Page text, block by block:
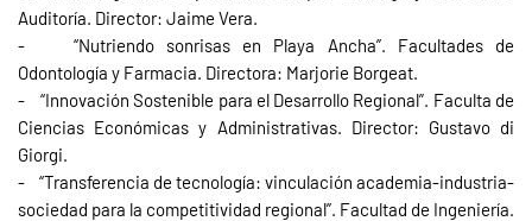
Auditoría. Director: Jaime Vera.
- “Nutriendo sonrisas en Playa Ancha”. Facultades de
Odontología y Farmacia. Directora: Marjorie Borgeat.
- “Innovación Sostenible para el Desarrollo Regional”. Faculta de
Ciencias Económicas y Administrativas. Director: Gustavo di
Giorgi.
- “Transferencia de tecnología: vinculación academia-industria-
sociedad para la competitividad regional”. Facultad de Ingeniería.